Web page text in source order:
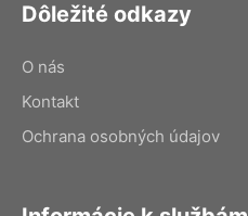
Dôležité odkazy
O nás
Kontakt
Ochrana osobných údajov